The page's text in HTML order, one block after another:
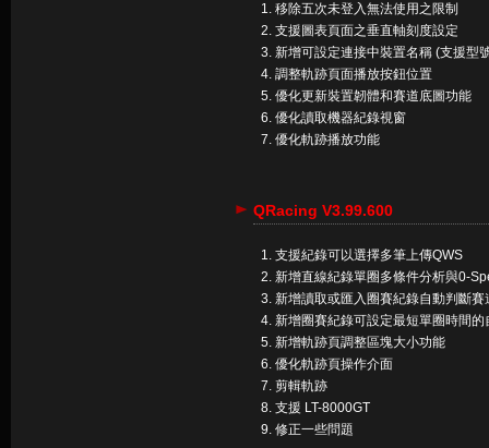
移除五次未登入無法使用之限制
支援圖表頁面之垂直軸刻度設定
新增可設定連接中裝置名稱 (支援型
調整軌跡頁面播放按鈕位置
優化更新裝置韌體和賽道底圖功能
優化讀取機器紀錄視窗
優化軌跡播放功能
QRacing V3.99.600
支援紀錄可以選擇多筆上傳QWS
新增直線紀錄單圈多條件分析與0-
新增讀取或匯入圈賽紀錄自動判斷賽
新增圈賽紀錄可設定最短單圈時間的
新增軌跡頁調整區塊大小功能
優化軌跡頁操作介面
剪輯軌跡
支援 LT-8000GT
修正一些問題